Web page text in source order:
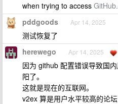
when trying to access
pddgoods Apr 14, 2025
测试恢复了
herewego Apr 14, 2025
因为 github 配置错误导致国
阳了。
这就是现在的互联网。
v2ex 算是用户水平较高的论